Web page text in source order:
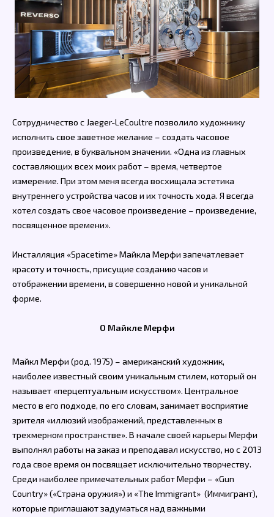
Сотрудничество с Jaeger-LeCoultre позволило художнику
исполнить свое заветное желание – создать часовое
произведение, в буквальном значении. «Одна из главных
составляющих всех моих работ – время, четвертое
измерение. При этом меня всегда восхищала эстетика
внутреннего устройства часов и их точность хода. Я всегда
хотел создать свое часовое произведение – произведение,
посвященное времени».
Инсталляция «Spacetime» Майкла Мерфи запечатлевает
красоту и точность, присущие созданию часов и
отображении времени, в совершенно новой и уникальной
форме.
О Майкле Мерфи
Майкл Мерфи (род. 1975) – американский художник,
наиболее известный своим уникальным стилем, который он
называет «перцептуальным искусством». Центральное
место в его подходе, по его словам, занимает восприятие
зрителя «иллюзий изображений, представленных в
трехмерном пространстве». В начале своей карьеры Мерфи
выполнял работы на заказ и преподавал искусство, но с 2013
года свое время он посвящает исключительно творчеству.
Среди наиболее примечательных работ Мерфи – «Gun
Country» («Страна оружия») и «The Immigrant» (Иммигрант),
которые приглашают задуматься над важными